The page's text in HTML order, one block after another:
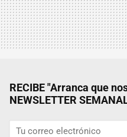
RECIBE "Arranca que
NEWSLETTER